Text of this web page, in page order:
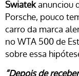
Swiatekanunciou
Porsche, pouco
carro da marca
no WTA 500 de
sobre essa
“Depois de